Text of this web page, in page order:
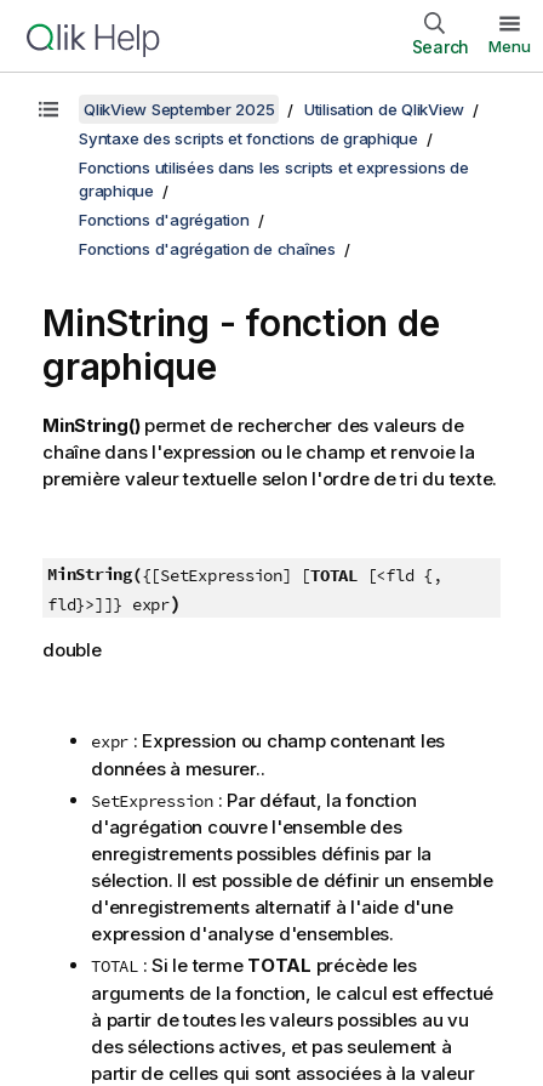
Search Menu
QlikView September 2025
Utilisation de QlikView
Syntaxe des scripts et fonctions de graphique
Fonctions utilisées dans les scripts et expressions de
graphique
Fonctions d'agrégation
Fonctions d'agrégation de chaînes
MinString - fonction de
graphique
MinString()permet de rechercher des valeurs de
chaîne dans l'expression ou le champ et renvoie la
première valeur textuelle selon l'ordre de tri du texte.
MinString({[SetExpression] [TOTAL[<fld {,
fld}>]]} expr)
double
expr : Expression ou champ contenant les
données à mesurer..
SetExpression: Par défaut, la fonction
d'agrégation couvre l'ensemble des
enregistrements possibles définis par la
sélection. Il est possible de définir un ensemble
d'enregistrements alternatif à l'aide d'une
expression d'analyse d'ensembles.
TOTAL: Si le terme TOTAL précède les
arguments de la fonction, le calcul est effectué
à partir de toutes les valeurs possibles au vu
des sélections actives, et pas seulement à
partir de celles qui sont associées à la valeur